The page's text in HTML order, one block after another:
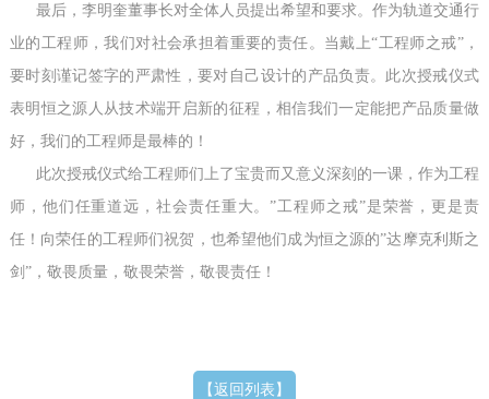
最后，李明奎董事长对全体人员提出希望和要求。作为轨道交通行
业的工程师，我们对社会承担着重要的责任。当戴上“工程师之戒”，
要时刻谨记签字的严肃性，要对自己设计的产品负责。此次授戒仪式
表明恒之源人从技术端开启新的征程，相信我们一定能把产品质量做
好，我们的工程师是最棒的！
此次授戒仪式给工程师们上了宝贵而又意义深刻的一课，作为工程
师，他们任重道远，社会责任重大。”工程师之戒”是荣誉，更是责
任！向荣任的工程师们祝贺，也希望他们成为恒之源的”达摩克利斯之
剑”，敬畏质量，敬畏荣誉，敬畏责任！
【返回列表】